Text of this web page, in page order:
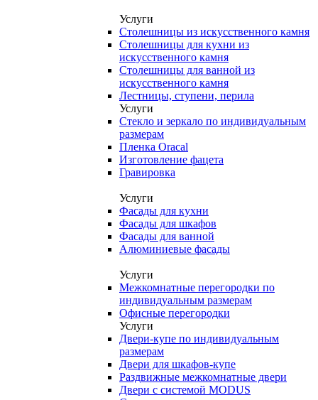
Услуги
Столешницы из искусственного камня
Столешницы для кухни из
искусственного камня
Столешницы для ванной из
искусственного камня
Лестницы, ступени, перила
Услуги
Стекло и зеркало по индивидуальным
размерам
Пленка Oracal
Изготовление фацета
Гравировка
Услуги
Фасады для кухни
Фасады для шкафов
Фасады для ванной
Алюминиевые фасады
Услуги
Межкомнатные перегородки по
индивидуальным размерам
Офисные перегородки
Услуги
Двери-купе по индивидуальным
размерам
Двери для шкафов-купе
Раздвижные межкомнатные двери
Двери с системой MODUS